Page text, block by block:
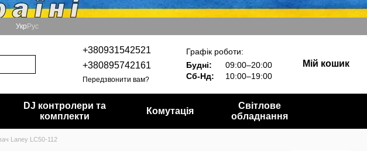
Укр Рус
+380931542521
+380895742161
Передзвонити вам?
Графік роботи:
Будні:
09:00–20:00
Сб-Нд:
10:00–19:00
Мій кошик
DJ контролери та
комплекти
Комутація
Світлове
обладнання
Laney LC50-112